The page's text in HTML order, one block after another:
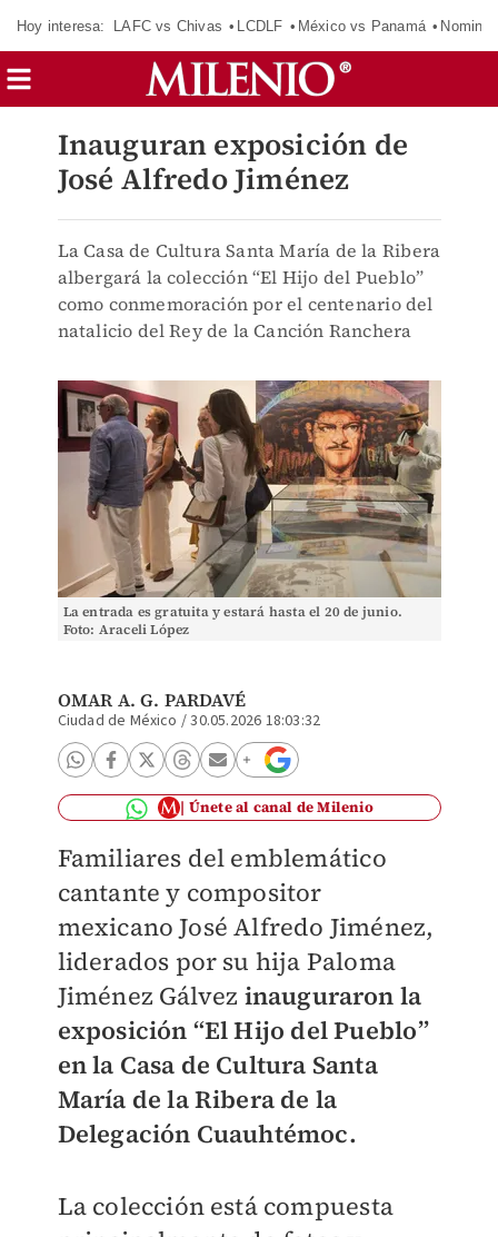
Hoy interesa: LAFC vs Chivas LCDLF México vs Panamá
Inauguran exposición de
José Alfredo Jiménez
La Casa de Cultura Santa María de la Ribera
albergará la colección “El Hijo del Pueblo”
como conmemoración por el centenario del
natalicio del Rey de la Canción Ranchera
La entrada es gratuita y estará hasta el 20 de junio.
Foto: Araceli López
OMAR A. G. PARDAVÉ
Ciudad de México /30.05.2026 18:03:32
Únete al canal de Milenio
Familiares del emblemático
cantante y compositor
mexicano José Alfredo Jiménez,
liderados por su hija Paloma
Jiménez Gálvez inauguraron la
exposición “El Hijo del Pueblo”
en la Casa de Cultura Santa
María de la Ribera de la
Delegación Cuauhtémoc.
La colección está compuesta